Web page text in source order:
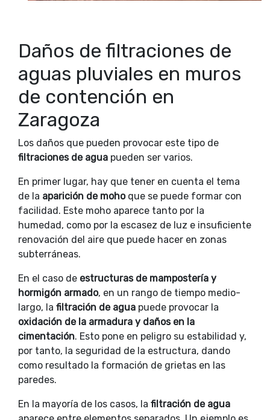
Daños de filtraciones de
aguas pluviales en muros
de contención en
Zaragoza
Los daños que pueden provocar este tipo de
filtraciones de agua pueden ser varios.
En primer lugar, hay que tener en cuenta el tema
de la aparición de mohoque se puede formar con
facilidad. Este moho aparece tanto por la
humedad, como por la escasez de luz e insuficiente
renovación del aire que puede hacer en zonas
subterráneas.
En el caso de estructuras de mampostería y
hormigón armado, en un rango de tiempo medio-
largo, la filtración de agua puede provocar la
oxidación de la armadura y daños en la
cimentación. Esto pone en peligro su estabilidad y,
por tanto, la seguridad de la estructura, dando
como resultado la formación de grietas en las
paredes.
En la mayoría de los casos, la filtración de agua